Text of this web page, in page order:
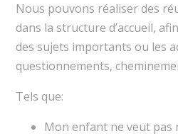
Nous pouvons réaliser des
dans la structure d’accueil,
des sujets importants ou les
questionnements,
Tels que:
Mon enfant ne veut pas